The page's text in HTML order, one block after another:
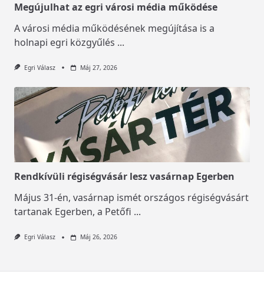
Megújulhat az egri városi média működése
A városi média működésének megújítása is a
holnapi egri közgyűlés ...
Egri Válasz Máj 27, 2026
Rendkívüli régiségvásár lesz vasárnap Egerben
Május 31-én, vasárnap ismét országos régiségvásárt
tartanak Egerben, a Petőfi ...
Egri Válasz Máj 26, 2026